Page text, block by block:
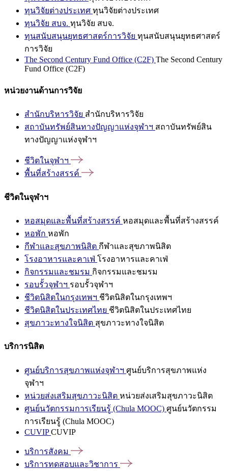
ทุนวิจัยต่างประเทศ ทุนวิจัยต่างประเทศ
ทุนวิจัย สบจ. ทุนวิจัย สบจ.
ทุนสนับสนุนยุทธศาสตร์การวิจัย ทุนสนับสนุนยุทธศาสตร์
การวิจัย
The Second Century Fund Office (C2F) The Second Century
Fund Office (C2F)
หน่วยงานด้านการวิจัย
สำนักบริหารวิจัย สำนักบริหารวิจัย
สถาบันทรัพย์สินทางปัญญาแห่งจุฬาฯ สถาบันทรัพย์สิน
ทางปัญญาแห่งจุฬาฯ
ชีวิตในจุฬาฯ
พื้นที่สร้างสรรค์
ชีวิตในจุฬาฯ
หอสมุดและพื้นที่สร้างสรรค์ หอสมุดและพื้นที่สร้างสรรค์
หอพัก หอพัก
กีฬาและสุขภาพนิสิต กีฬาและสุขภาพนิสิต
โรงอาหารและคาเฟ่ โรงอาหารและคาเฟ่
กิจกรรมและชมรม กิจกรรมและชมรม
รอบรั้วจุฬาฯ รอบรั้วจุฬาฯ
ชีวิตนิสิตในกรุงเทพฯ ชีวิตนิสิตในกรุงเทพฯ
ชีวิตนิสิตในประเทศไทย ชีวิตนิสิตในประเทศไทย
สุขภาวะทางใจนิสิต สุขภาวะทางใจนิสิต
บริการนิสิต
ศูนย์บริการสุขภาพแห่งจุฬาฯ ศูนย์บริการสุขภาพแห่ง
จุฬาฯ
หน่วยส่งเสริมสุขภาวะนิสิต หน่วยส่งเสริมสุขภาวะนิสิต
ศูนย์นวัตกรรมการเรียนรู้ (Chula MOOC) ศูนย์นวัตกรรม
การเรียนรู้ (Chula MOOC)
CUVIPCUVIP
บริการสังคม
บริการทดสอบและวิชาการ